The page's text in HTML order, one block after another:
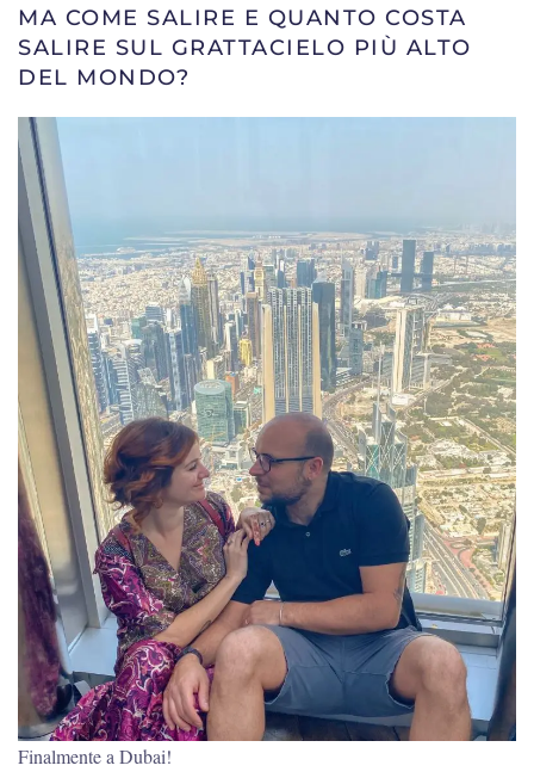
MA COME SALIRE E QUANTO COSTA
SALIRE SUL GRATTACIELO PIÙ ALTO
DEL MONDO?
Finalmente a Dubai!